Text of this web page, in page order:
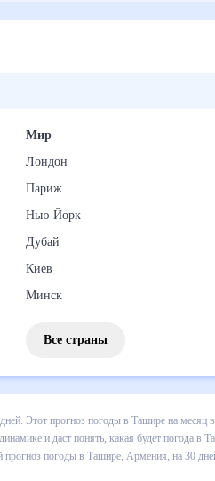
Мир
Лондон
Париж
Нью-Йорк
Дубай
Киев
Минск
Все страны
в Ташире на 30 дней. Этот
т.д. Хорошая визуализация
месяц, к каким изменениям
на 30 дней будет полезен